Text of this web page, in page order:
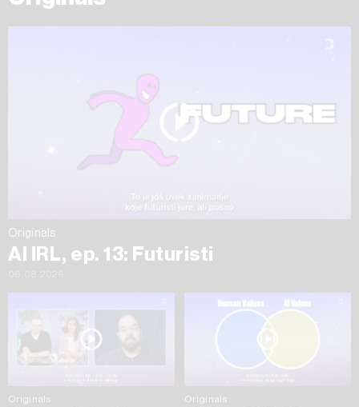
Originals
AI IRL, ep. 13: Futuristi
Originals Originals